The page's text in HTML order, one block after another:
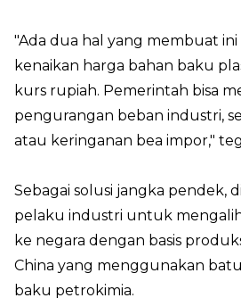
"Ada dua hal yang membuat ini
kenaikan harga bahan baku
kurs rupiah. Pemerintah bisa
pengurangan beban industri,
atau keringanan bea impor,"
Sebagai solusi jangka pendek,
pelaku industri untuk
ke negara dengan basis
China yang menggunakan
baku petrokimia.